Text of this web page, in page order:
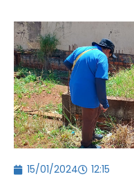
15/01/2024 12:15